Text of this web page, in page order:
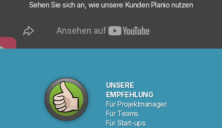
Sehen Sie sich an, wie unsere Kunden Planio nutzen
UNSERE
EMPFEHLUNG
Für Projektmanager.
Für Teams.
Für Start-ups.